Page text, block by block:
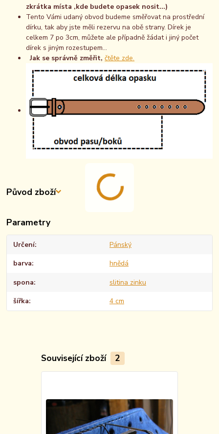
zkrátka místa ,kde budete opasek nosit...)
Tento Vámi udaný obvod budeme směřovat na prostřední
dírku, tak aby jste měli rezervu na obě strany. Dírek je
celkem 7 po 3cm, můžete ale případně žádat i jiný počet
dírek s jiným rozestupem...
Jak se správně změřit, čtěte zde.
Původ zboží
Parametry
Určení Pánský
barva hnědá
spona slitina zinku
šířka 4 cm
Související zboží 2